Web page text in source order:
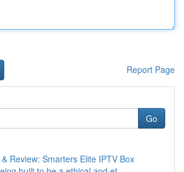
Report Page
Go
Review: Smarters Elite IPTV Box